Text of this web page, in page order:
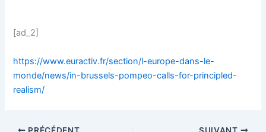
[ad_2]
https://www.euractiv.fr/section/l-europe-dans-le-
monde/news/in-brussels-pompeo-calls-for-principled-
realism/